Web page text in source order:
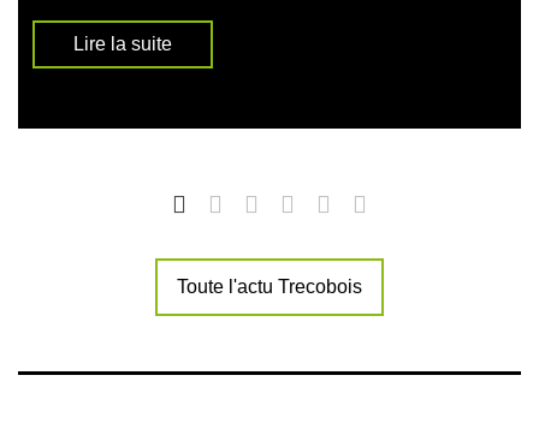
Lire la suite
Toute l'actu Trecobois